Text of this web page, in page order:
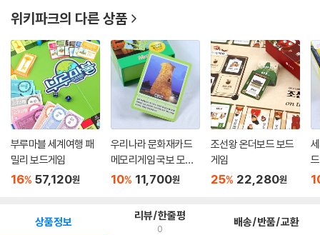
위키파크의 다른 상품
부루마블 세계여행 패
밀리 보드게임
16% 57,120원
우리나라 문화재카드
메모리게임 국보 모불
역사...
10% 11,700원
조선왕 온더보드 보드
게임
25% 22,280원
상품정보 리뷰/한줄평
0 배송/반품/교환